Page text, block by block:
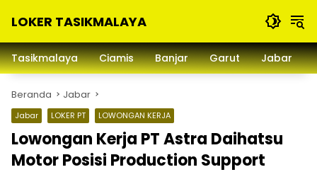
LOKER TASIKMALAYA
Lowongan
Kerja
dan
Sekitarna
Tasikmalaya Ciamis Banjar Garut Jabar
Beranda Jabar
Jabar LOKER PT LOWONGAN KERJA
Lowongan Kerja PT Astra Daihatsu
Motor Posisi Production Support